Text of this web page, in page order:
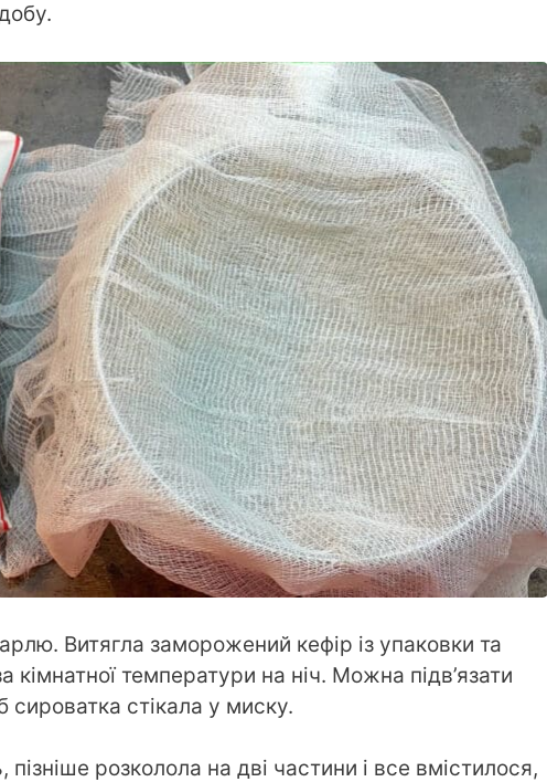
Витягла заморожений кефір із упаковки та
температури на ніч. Можна підв’язати
сироватка стікала у миску.
розколола на дві частини і все вмістилося,